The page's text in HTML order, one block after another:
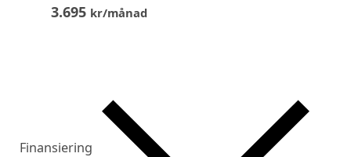
3.695kr/månad
Finansiering